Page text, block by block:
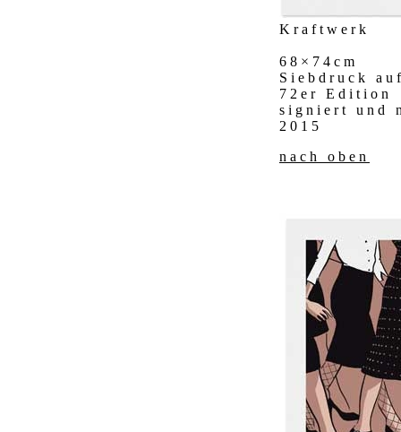
Kraftwerk
68×74cm
Siebdruck
72er Edition
signiert und
2015
nach oben